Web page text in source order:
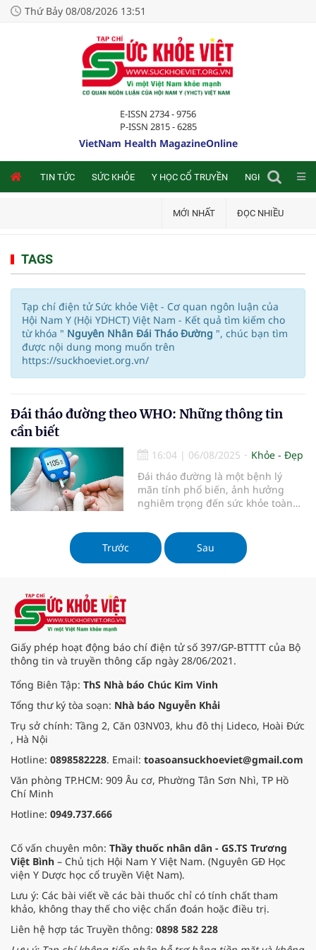
Thứ Bảy 08/08/2026 13:51
E-ISSN 2734 - 9756
P-ISSN 2815 - 6285
VietNam Health MagazineOnline
TIN TỨC SỨC KHỎE Y HỌC CỔ TRUYỀN NGHIÊN CỨU
MỚI NHẤT ĐỌC NHIỀU
TAGS
Tạp chí điện tử Sức khỏe Việt - Cơ quan ngôn luận của
Hội Nam Y (Hội YDHCT) Việt Nam - Kết quả tìm kiếm cho
từ khóa " Nguyên Nhân Đái Tháo Đường ", chúc bạn tìm
được nội dung mong muốn trên
https://suckhoeviet.org.vn/
Đái tháo đường theo WHO: Những thông tin
cần biết
16:04 | 06/08/2025
Khỏe - Đẹp
Đái tháo đường là một bệnh lý
mãn tính phổ biến, ảnh hưởng
nghiêm trọng đến sức khỏe toàn
tế Thế giới (WHO), việc hiểu rõ
định nghĩa và phân loại đái tháo
đường không chỉ giúp người bệnh
Trước Sau
Giấy phép hoạt động báo chí điện tử số 397/GP-BTTTT của Bộ
thông tin và truyền thông cấp ngày 28/06/2021.
Tổng Biên Tập: ThS Nhà báo Chúc Kim Vinh
Tổng thư ký tòa soạn: Nhà báo Nguyễn Khải
Trụ sở chính: Tầng 2, Căn 03NV03, khu đô thị Lideco, Hoài Đức
, Hà Nội
Hotline: 0898582228. Email: toasoansuckhoeviet@gmail.com
Văn phòng TP.HCM: 909 Âu cơ, Phường Tân Sơn Nhì, TP Hồ
Chí Minh
Hotline: 0949.737.666
Cố vấn chuyên môn: Thầy thuốc nhân dân - GS.TS Trương
Việt Bình – Chủ tịch Hội Nam Y Việt Nam. (Nguyên GĐ Học
viện Y Dược học cổ truyền Việt Nam).
Lưu ý: Các bài viết về các bài thuốc chỉ có tính chất tham
khảo, không thay thế cho việc chẩn đoán hoặc điều trị.
Liên hệ hợp tác Truyền thông: 0898 582 228